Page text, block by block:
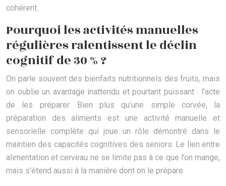
cohérent.
Pourquoi les activités manuelles
régulières ralentissent le déclin
cognitif de 30 % ?
On parle souvent des bienfaits nutritionnels des fruits, mais
on oublie un avantage inattendu et pourtant puissant : l’acte
de les préparer. Bien plus qu’une simple corvée, la
préparation des aliments est une activité manuelle et
sensorielle complète qui joue un rôle démontré dans le
maintien des capacités cognitives des seniors. Le lien entre
alimentation et cerveau ne se limite pas à ce que l’on mange,
mais s’étend aussi à la manière dont on le prépare.